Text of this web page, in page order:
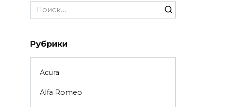
Search
for:
Рубрики
Acura
Alfa Romeo